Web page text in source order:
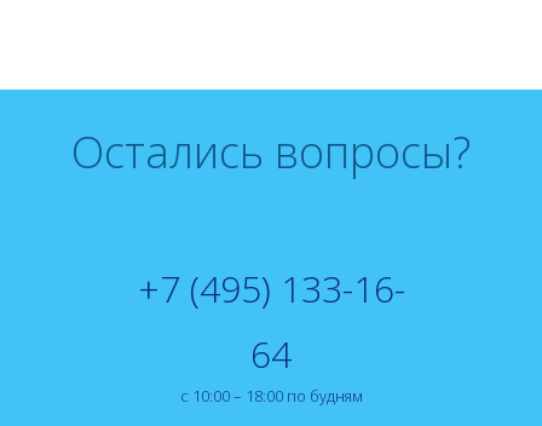
Остались вопросы?
+7 (495) 133-16-
64
с 10:00 – 18:00 по будням